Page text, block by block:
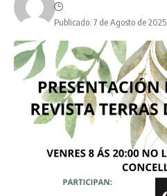
Publicado: 7 de Agosto de 2025